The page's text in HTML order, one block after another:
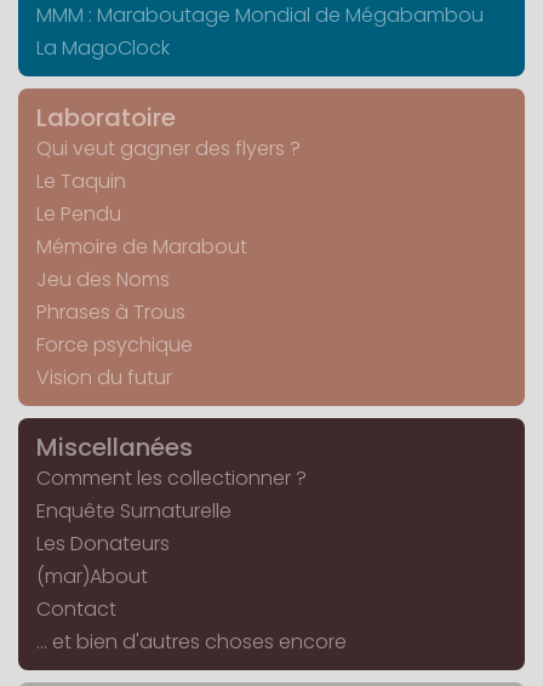
MMM : Maraboutage Mondial de Mégabambou
La MagoClock
Laboratoire
Qui veut gagner des flyers ?
Le Taquin
Le Pendu
Mémoire de Marabout
Jeu des Noms
Phrases à Trous
Force psychique
Vision du futur
Miscellanées
Comment les collectionner ?
Enquête Surnaturelle
Les Donateurs
(mar)About
Contact
... et bien d'autres choses encore